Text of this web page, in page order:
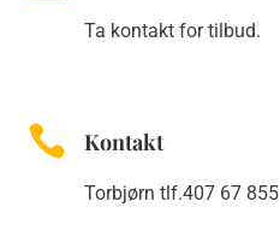
Ta kontakt for tilbud.
 Kontakt
Torbjørn tlf.407 67 855